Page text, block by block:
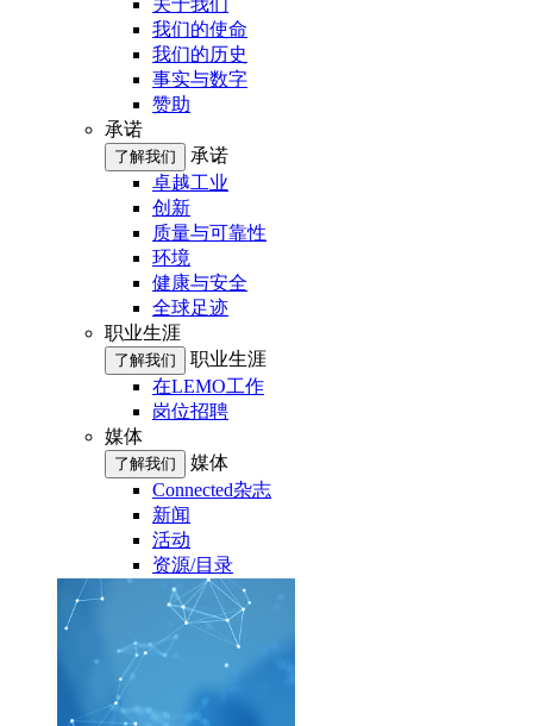
关于我们
我们的使命
我们的历史
事实与数字
赞助
承诺
了解我们
承诺
卓越工业
创新
质量与可靠性
环境
健康与安全
全球足迹
职业生涯
了解我们
职业生涯
在LEMO工作
岗位招聘
媒体
了解我们
媒体
Connected杂志
新闻
活动
资源/目录